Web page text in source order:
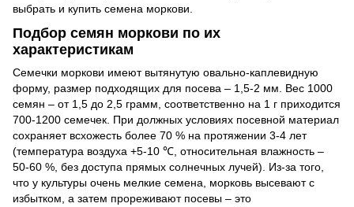
выбрать и купить семена моркови.
Подбор семян моркови по их
характеристикам
Семечки моркови имеют вытянутую овально-каплевидную
форму, размер подходящих для посева – 1,5-2 мм. Вес 1000
семян – от 1,5 до 2,5 грамм, соответственно на 1 г приходится
700-1200 семечек. При должных условиях посевной материал
сохраняет всхожесть более 70 % на протяжении 3-4 лет
(температура воздуха +5-10 ℃, относительная влажность –
50-60 %, без доступа прямых солнечных лучей). Из-за того,
что у культуры очень мелкие семена, морковь высевают с
избытком, а затем прореживают посевы – это